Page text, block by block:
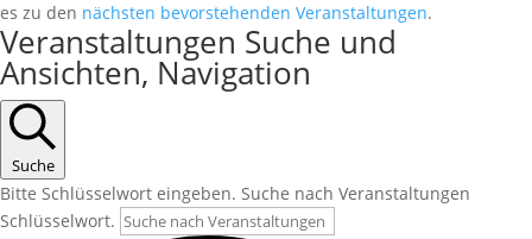
es zu den nächsten bevorstehenden Veranstaltungen.
Veranstaltungen Suche und
Ansichten, Navigation
Suche
Bitte Schlüsselwort eingeben. Suche nach Veranstaltungen
Schlüsselwort.